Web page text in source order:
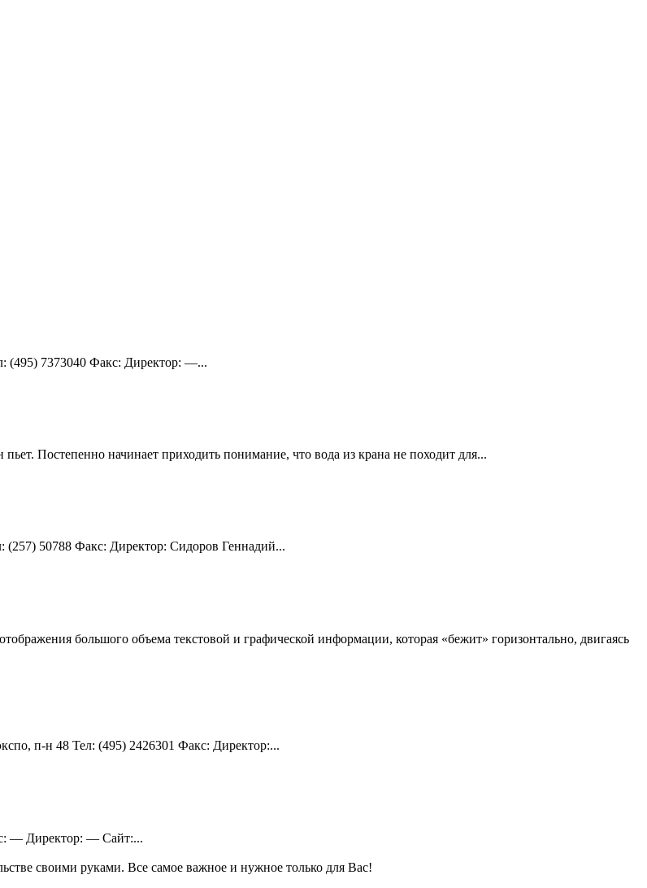
(495) 7373040 Факс: Директор: —...
Постепенно начинает приходить понимание, что вода из крана не походит для...
(257) 50788 Факс: Директор: Сидоров Геннадий...
большого объема текстовой и графической информации, которая «бежит» горизонтально, двигаясь
п-н 48 Teл: (495) 2426301 Факс: Директор:...
— Директор: — Сайт:...
своими руками. Все самое важное и нужное только для Вас!